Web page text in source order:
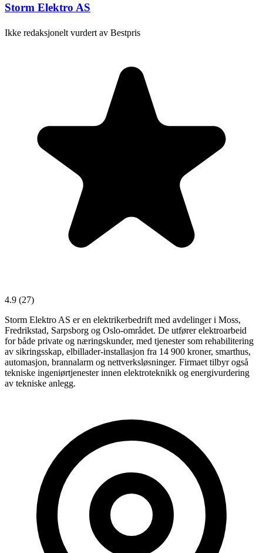
Storm Elektro AS
Ikke redaksjonelt vurdert av Bestpris
4.9 (27)
Storm Elektro AS er en elektrikerbedrift med avdelinger i Moss,
Fredrikstad, Sarpsborg og Oslo-området. De utfører elektroarbeid
for både private og næringskunder, med tjenester som rehabilitering
av sikringsskap, elbillader-installasjon fra 14 900 kroner, smarthus,
automasjon, brannalarm og nettverksløsninger. Firmaet tilbyr også
tekniske ingeniørtjenester innen elektroteknikk og energivurdering
av tekniske anlegg.